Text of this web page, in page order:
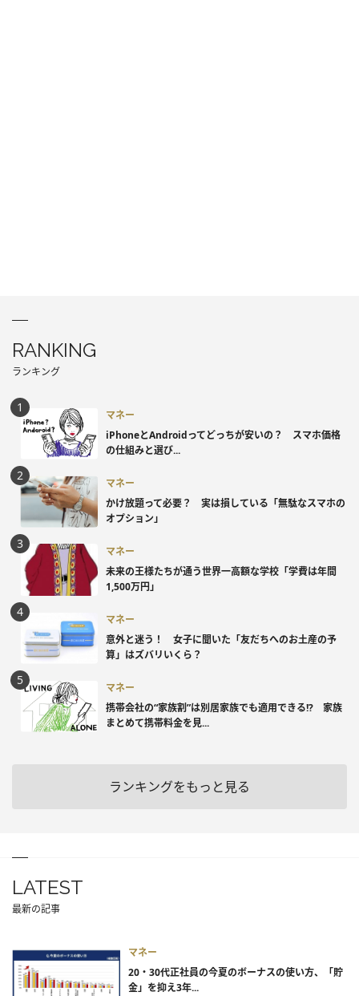
RANKING
ランキング
マネー
iPhoneとAndroidってどっちが安いの？ スマホ価格
の仕組みと選び...
マネー
かけ放題って必要？ 実は損している「無駄なスマホの
オプション」
マネー
未来の王様たちが通う世界一高額な学校「学費は年間
1,500万円」
マネー
意外と迷う！ 女子に聞いた「友だちへのお土産の予
算」はズバリいくら？
マネー
携帯会社の“家族割”は別居家族でも適用できる!? 家族
まとめて携帯料金を見...
ランキングをもっと見る
LATEST
最新の記事
マネー
20・30代正社員の今夏のボーナスの使い方、「貯
金」を抑え3年...